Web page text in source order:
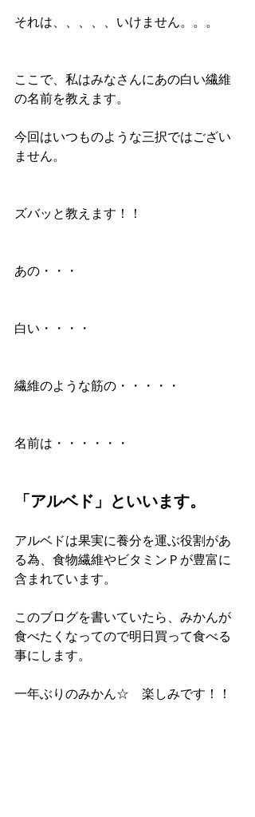
それは、、、、、いけません。。。
ここで、私はみなさんにあの白い繊維
の名前を教えます。
今回はいつものような三択ではござい
ません。
ズバッと教えます！！
あの・・・
白い・・・・
繊維のような筋の・・・・・
名前は・・・・・・
「アルベド」といいます。
アルベドは果実に養分を運ぶ役割があ
る為、食物繊維やビタミンＰが豊富に
含まれています。
このブログを書いていたら、みかんが
食べたくなってので明日買って食べる
事にします。
一年ぶりのみかん☆　楽しみです！！